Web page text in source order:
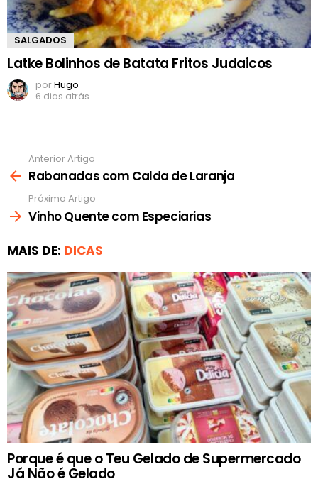
SALGADOS
Latke Bolinhos de Batata Fritos Judaicos
porHugo
6 dias atrás
mais
Anterior Artigo
Rabanadas com Calda de Laranja
Próximo Artigo
Vinho Quente com Especiarias
MAIS DE: DICAS
Porque é que o Teu Gelado de Supermercado
Já Não é Gelado